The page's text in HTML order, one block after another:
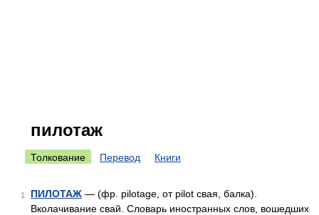
пилотаж
Толкование Перевод Книги
1 ПИЛОТАЖ — (фр. pilotage, от pilot свая, балка).
Вколачивание свай. Словарь иностранных слов, вошедших